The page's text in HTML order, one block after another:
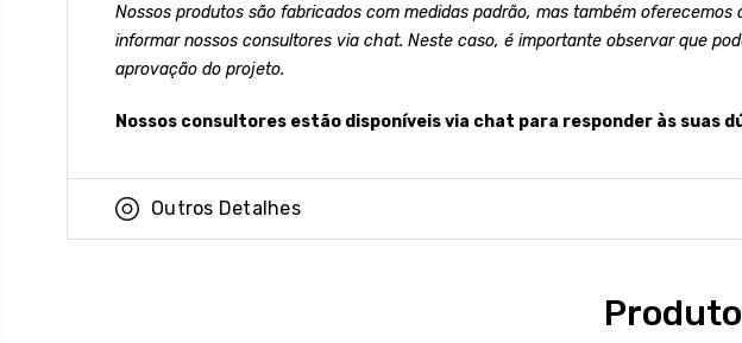
Nossos produtos são fabricados com medidas padrão, mas também
informar nossos consultores via chat. Neste caso, é importante observar que
aprovação do projeto.
Nossos consultores estão disponíveis via chat para responder às suas
Outros Detalhes